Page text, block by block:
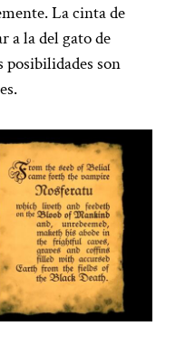
La cinta de
a la del gato de
posibilidades son